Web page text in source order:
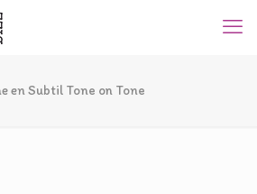
en Subtil Tone on Tone